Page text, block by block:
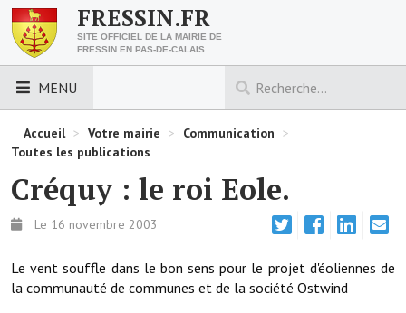
FRESSIN.FR
SITE OFFICIEL DE LA MAIRIE DE
FRESSIN EN PAS-DE-CALAIS
MENU
LES ESSENTIELS
Découvrez Fressin
Venir à Fressin
Nous contacter
Accueil > Votre mairie > Communication >
Toutes les publications
Créquy : le roi Eole.
Le 16 novembre 2003
Le vent souffle dans le bon sens pour le projet d'éoliennes de
la communauté de communes et de la société Ostwind